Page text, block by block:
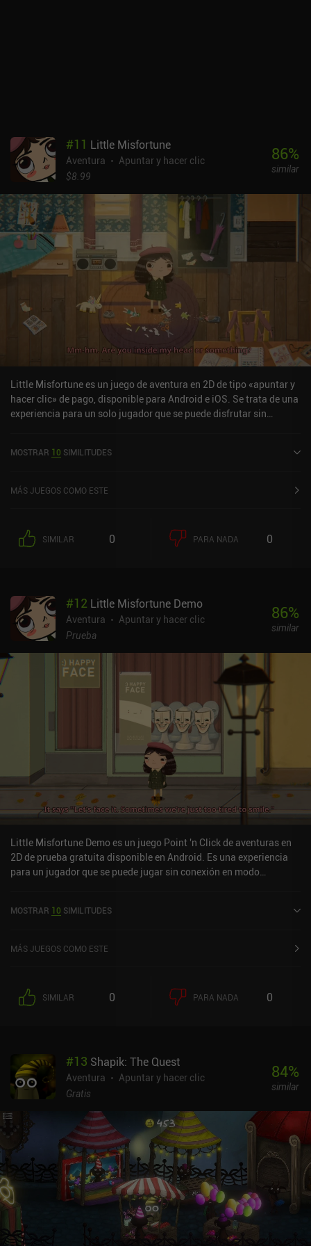
#11 Little Misfortune
Aventura
Apuntar y hacer clic
$8.99
86%
similar
Little Misfortune es un juego de aventura en 2D de tipo «apuntar y
hacer clic» de pago, disponible para Android e iOS. Se trata de una
experiencia para un solo jugador que se puede disfrutar sin
en febrero de 2020 y tiene una valoración actual de 4,2 sobre 5,0 en
MOSTRAR 10 SIMILITUDES
MÁS JUEGOS COMO ESTE
SIMILAR 0 PARA NADA 0
#12 Little Misfortune Demo
Aventura
Apuntar y hacer clic
Prueba
86%
similar
Little Misfortune Demo es un juego Point 'n Click de aventuras en
2D de prueba gratuita disponible en Android. Es una experiencia
para un jugador que se puede jugar sin conexión en modo
MOSTRAR 10 SIMILITUDES
MÁS JUEGOS COMO ESTE
SIMILAR 0 PARA NADA 0
#13 Shapik: The Quest
Aventura
Apuntar y hacer clic
Gratis
84%
similar